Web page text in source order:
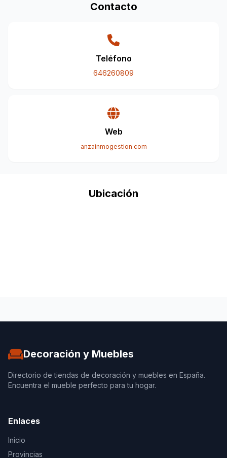
Contacto
Teléfono
646260809
Web
anzainmogestion.com
Ubicación
Decoración y Muebles
Directorio de tiendas de decoración y muebles en España.
Encuentra el mueble perfecto para tu hogar.
Enlaces
Inicio
Provincias